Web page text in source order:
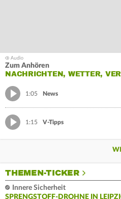
Zum Anhören
NACHRICHTEN, WETTER,
1:05 News
1:15 V-Tipps
THEMEN-TICKER
Innere Sicherheit
SPRENGSTOFF-DROHNE IN